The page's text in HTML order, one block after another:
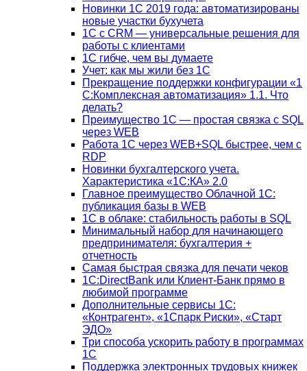
Новинки 1С 2019 года: автоматизированы
новые участки бухучета
1С с CRM — универсальные решения для
работы с клиентами
1С гибче, чем вы думаете
Учет: как мы жили без 1С
Прекращение поддержки конфигурации «1
С:Комплексная автоматизация» 1.1. Что
делать?
Преимущество 1С — простая связка с SQL
через WEB
Работа 1С через WEB+SQL быстрее, чем с
RDP
Новинки бухгалтерского учета.
Характеристика «1С:КА» 2.0
Главное преимущество Облачной 1С:
публикация базы в WEB
1С в облаке: стабильность работы в SQL
Минимальный набор для начинающего
предпринимателя: бухгалтерия +
отчетность
Самая быстрая связка для печати чеков
1С:DirectBank или Клиент-Банк прямо в
любимой программе
Дополнительные сервисы 1С:
«Контрагент», «1Спарк Риски», «Старт
ЭДО»
Три способа ускорить работу в программах
1С
Поддержка электронных трудовых книжек